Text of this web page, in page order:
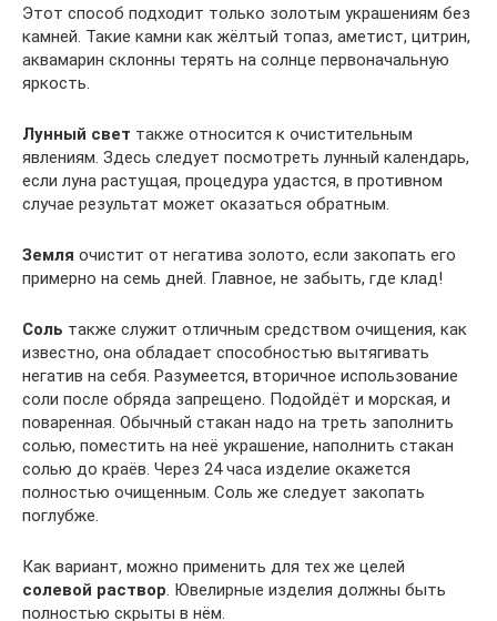
Этот способ подходит только золотым украшениям без
камней. Такие камни как жёлтый топаз, аметист, цитрин,
аквамарин склонны терять на солнце первоначальную
яркость.
Лунный свет также относится к очистительным
явлениям. Здесь следует посмотреть лунный календарь,
если луна растущая, процедура удастся, в противном
случае результат может оказаться обратным.
Земля очистит от негатива золото, если закопать его
примерно на семь дней. Главное, не забыть, где клад!
Соль также служит отличным средством очищения, как
известно, она обладает способностью вытягивать
негатив на себя. Разумеется, вторичное использование
соли после обряда запрещено. Подойдёт и морская, и
поваренная. Обычный стакан надо на треть заполнить
солью, поместить на неё украшение, наполнить стакан
солью до краёв. Через 24 часа изделие окажется
полностью очищенным. Соль же следует закопать
поглубже.
Как вариант, можно применить для тех же целей
солевой раствор. Ювелирные изделия должны быть
полностью скрыты в нём.